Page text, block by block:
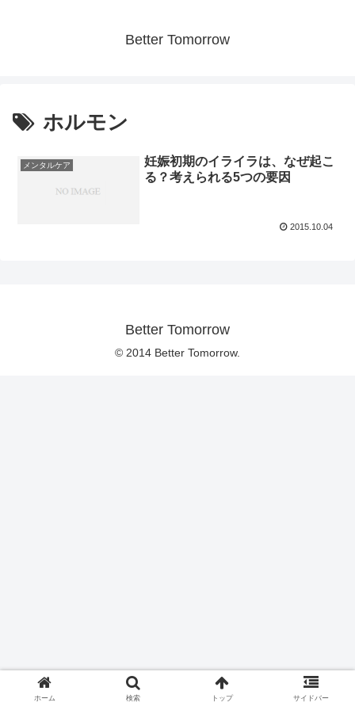
Better Tomorrow
ホルモン
メンタルケア
妊娠初期のイライラは、なぜ起こ
る？考えられる5つの要因
2015.10.04
Better Tomorrow
© 2014 Better Tomorrow.
ホーム 検索 トップ サイドバー